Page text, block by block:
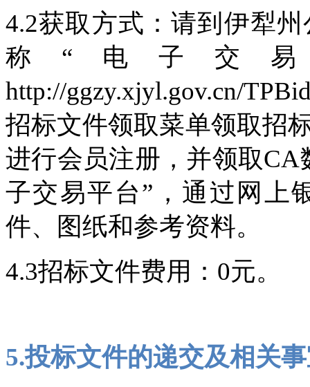
4.2获取方式：请到伊犁
称“电子交
http://ggzy.xjyl.gov.cn/
招标文件领取菜单领取招
进行会员注册，并领取
子交易平台”，通过网上
件、图纸和参考资料。
4.3招标文件费用：0元。
5.投标文件的递交及相关